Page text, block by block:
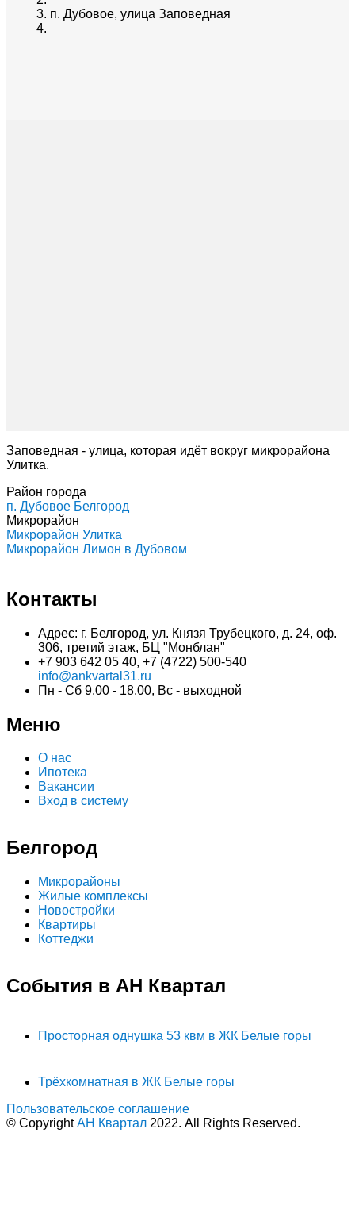
п. Дубовое, улица Заповедная
Заповедная - улица, которая идёт вокруг микрорайона
Улитка.
Район города
п. Дубовое Белгород
Микрорайон
Микрорайон Улитка
Микрорайон Лимон в Дубовом
Контакты
Адрес: г. Белгород, ул. Князя Трубецкого, д. 24, оф.
306, третий этаж, БЦ "Монблан"
+7 903 642 05 40, +7 (4722) 500-540
info@ankvartal31.ru
Пн - Сб 9.00 - 18.00, Вс - выходной
Меню
О нас
Ипотека
Вакансии
Вход в систему
Белгород
Микрорайоны
Жилые комплексы
Новостройки
Квартиры
Коттеджи
События в АН Квартал
Просторная однушка 53 квм в ЖК Белые горы
Трёхкомнатная в ЖК Белые горы
Пользовательское соглашение
© CopyrightАН Квартал 2022. All Rights Reserved.